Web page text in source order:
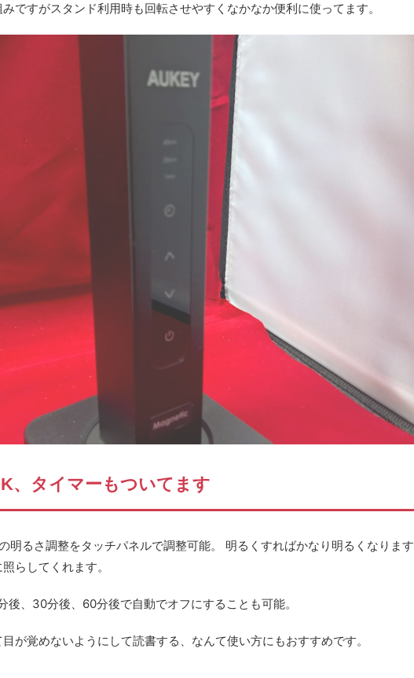
ですがスタンド利用時も回転させやすくなかなか便利に使ってます。
、タイマーもついてます
明るさ調整をタッチパネルで調整可能。 明るくすればかなり明るくなります
らしてくれます。
後、30分後、60分後で自動でオフにすることも可能。
が覚めないようにして読書する、なんて使い方にもおすすめです。